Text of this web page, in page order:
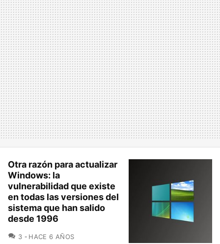
Otra razón para actualizar
Windows: la
vulnerabilidad que existe
en todas las versiones del
sistema que han salido
desde 1996
3 COMENTARIOS
HACE 6 AÑOS